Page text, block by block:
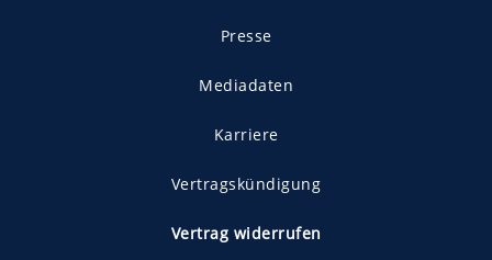
Presse
Mediadaten
Karriere
Vertragskündigung
Vertrag widerrufen